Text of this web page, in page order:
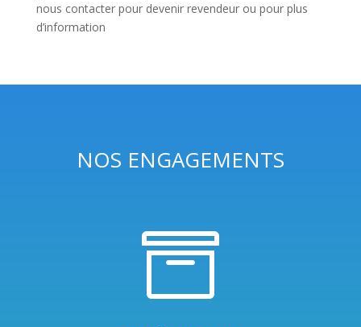
nous contacter pour devenir revendeur ou pour plus
d’information
NOS ENGAGEMENTS
